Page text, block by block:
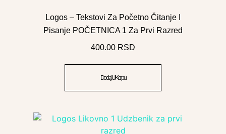
Logos – Tekstovi Za Početno Čitanje I
Pisanje POČETNICA 1 Za Prvi Razred
400.00 RSD
Dodaj U Korpu